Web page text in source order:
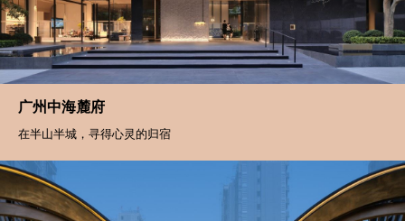
广州中海麓府
在半山半城，寻得心灵的归宿